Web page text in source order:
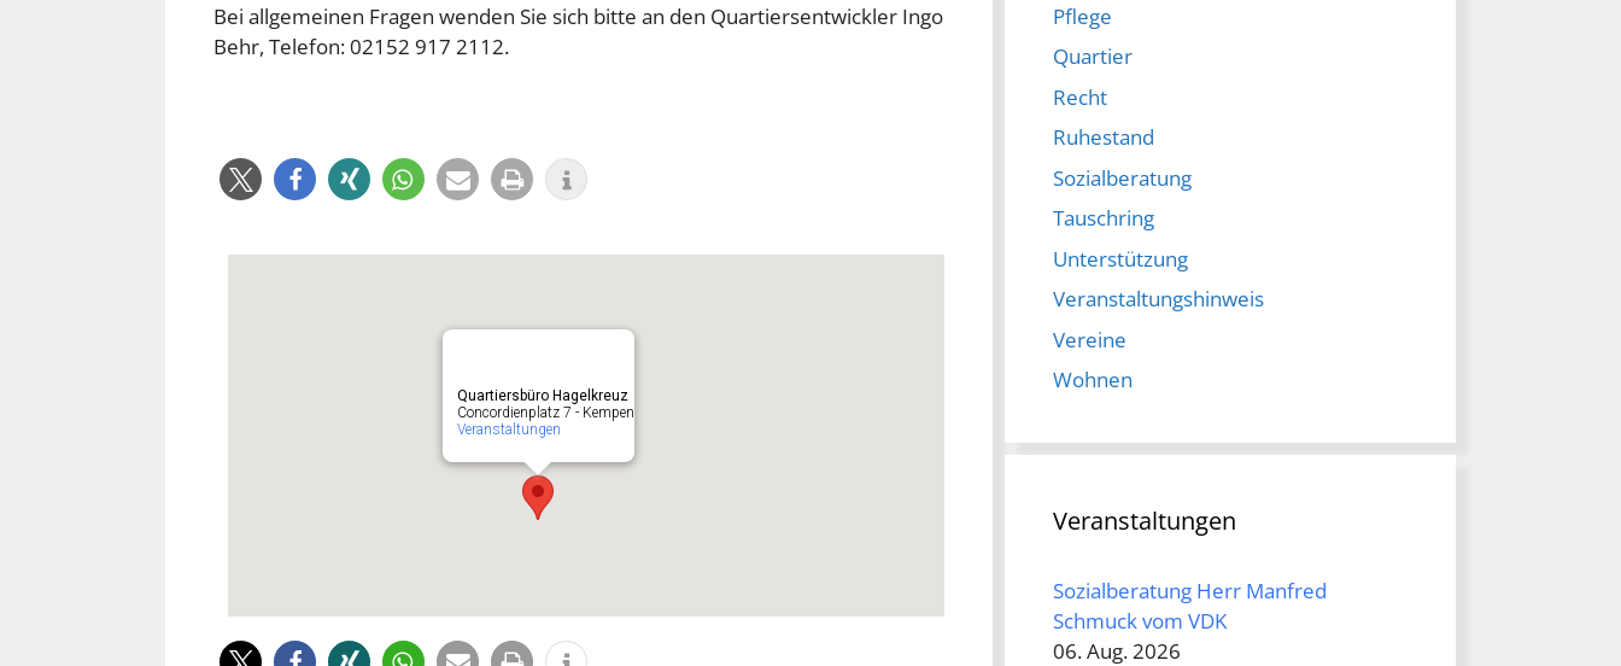
Bei allgemeinen Fragen wenden Sie sich bitte an den Quartiersentwickler Ingo
Behr, Telefon: 02152 917 2112.
Quartiersbüro Hagelkreuz
Concordienplatz 7 - Kempen
Veranstaltungen
Pflege
Quartier
Recht
Ruhestand
Sozialberatung
Tauschring
Unterstützung
Veranstaltungshinweis
Vereine
Wohnen
Veranstaltungen
Sozialberatung Herr Manfred
Schmuck vom VDK
06. Aug. 2026